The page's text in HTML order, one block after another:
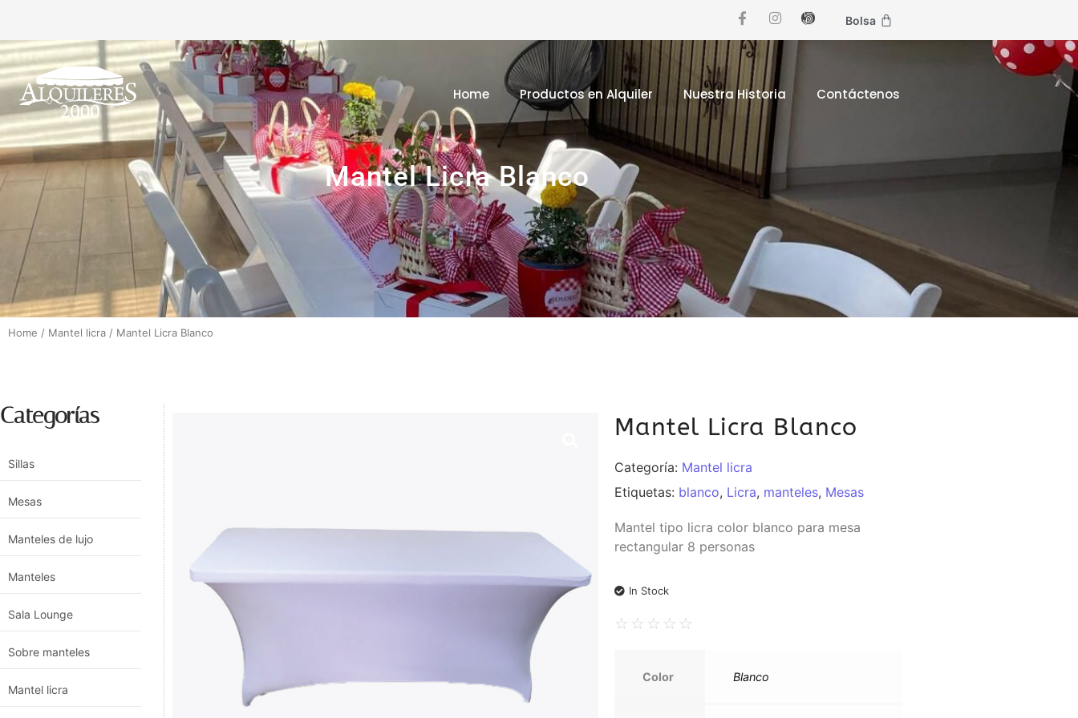
Bolsa
Home Productos en Alquiler Nuestra Historia Contáctenos
Mantel Licra Blanco
Home / Mantel licra / Mantel Licra Blanco
Categorías
Sillas
Mesas
Manteles de lujo
Manteles
Sala Lounge
Sobre manteles
Mantel licra
Mantel Licra Blanco
Categoría: Mantel licra
Etiquetas: blanco, Licra, manteles, Mesas
Mantel tipo licra color blanco para mesa
rectangular 8 personas
In Stock
☆ ☆ ☆ ☆ ☆
Color Blanco